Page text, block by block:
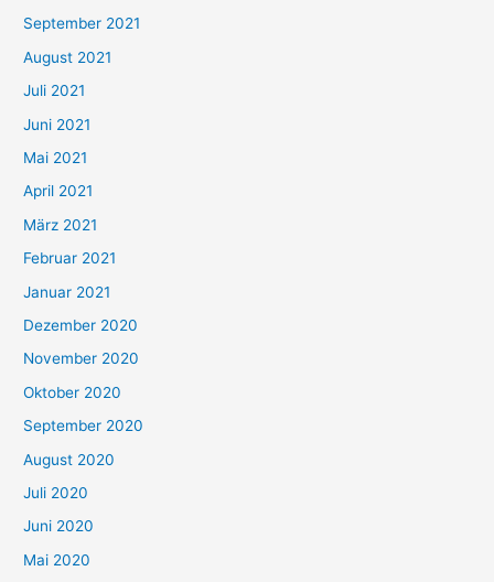
n
n
a
c
h
:
September 2021
August 2021
Juli 2021
Juni 2021
Mai 2021
April 2021
März 2021
Februar 2021
Januar 2021
Dezember 2020
November 2020
Oktober 2020
September 2020
August 2020
Juli 2020
Juni 2020
Mai 2020